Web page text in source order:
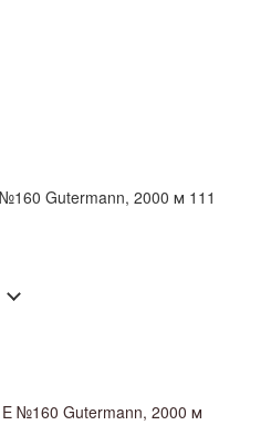
Gutermann, 2000 м 111